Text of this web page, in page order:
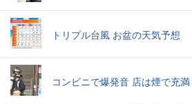
トリプル台風 お盆の天気予想
コンビニで爆発音 店は煙で充満